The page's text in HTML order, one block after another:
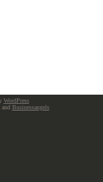
WordPress
and Businessangels